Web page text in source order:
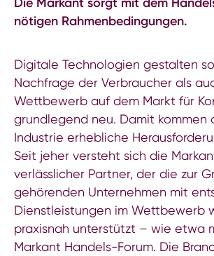
nötigen Rahmenbedingungen.
Digitale Technologien gestalten
Nachfrage der Verbraucher als
Wettbewerb auf dem Markt für
grundlegend neu. Damit kommen
Industrie erhebliche
Seit jeher versteht sich die
verlässlicher Partner, der die zur
gehörenden Unternehmen mit
Dienstleistungen im Wettbewerb
praxisnah unterstützt – wie etwa
Markant Handels-Forum. Die